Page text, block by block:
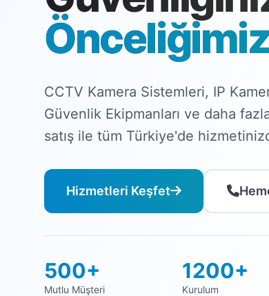
Önceliğimiz
CCTV Kamera Sistemleri, IP
Güvenlik Ekipmanları ve daha
satış ile tüm Türkiye'de
Hizmetleri Keşfet
500+
Mutlu Müşteri
1200+
Kurulum